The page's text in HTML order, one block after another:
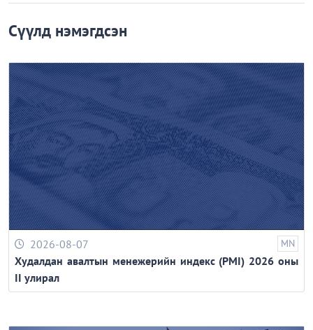
Сүүлд нэмэгдсэн
2026-08-07 MN
Худалдан авалтын менежерийн индекс (PMI) 2026 оны
II улирал